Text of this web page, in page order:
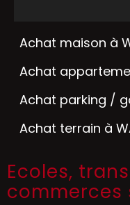
Achat maison à
Achat
Achat parking /
Achat terrain à
Ecoles,
commerces